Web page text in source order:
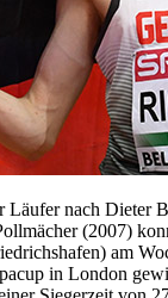
Läufer nach Dieter
(2007)
am
in London